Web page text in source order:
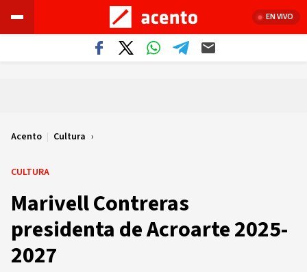
EN VIVO
Acento | Cultura
CULTURA
Marivell Contreras
presidenta de Acroarte 2025-
2027